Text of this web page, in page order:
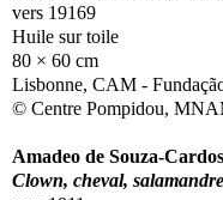
vers 19169
Huile sur toile
80 × 60 cm
Lisbonne, CAM -
© Centre Pompidou,
Amadeo de Souza-
Clown, cheval, salamandre